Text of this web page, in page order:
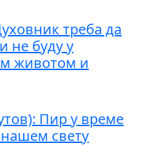
треба да
не буду у
животом и
Пир у време
свету